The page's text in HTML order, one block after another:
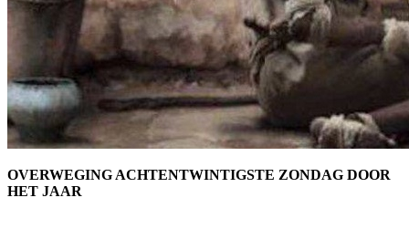
OVERWEGING ACHTENTWINTIGSTE ZONDAG DOOR
HET JAAR